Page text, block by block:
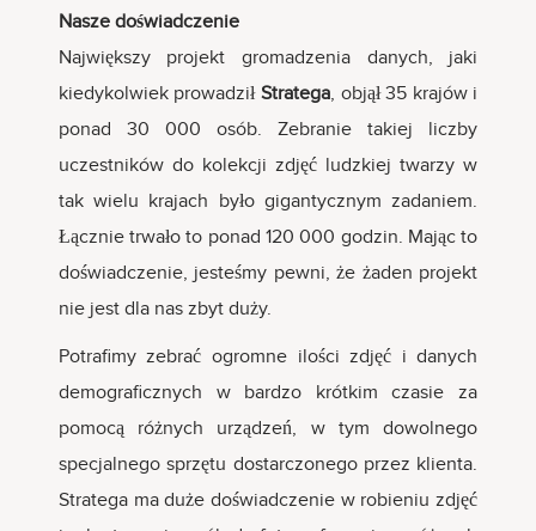
Nasze doświadczenie
Największy projekt gromadzenia danych, jaki
kiedykolwiek prowadził Stratega, objął 35 krajów i
ponad 30 000 osób. Zebranie takiej liczby
uczestników do kolekcji zdjęć ludzkiej twarzy w
tak wielu krajach było gigantycznym zadaniem.
Łącznie trwało to ponad 120 000 godzin. Mając to
doświadczenie, jesteśmy pewni, że żaden projekt
nie jest dla nas zbyt duży.
Potrafimy zebrać ogromne ilości zdjęć i danych
demograficznych w bardzo krótkim czasie za
pomocą różnych urządzeń, w tym dowolnego
specjalnego sprzętu dostarczonego przez klienta.
Stratega ma duże doświadczenie w robieniu zdjęć